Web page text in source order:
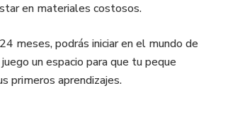
en materiales costosos.
meses, podrás iniciar en el mundo de
un espacio para que tu peque
primeros aprendizajes.